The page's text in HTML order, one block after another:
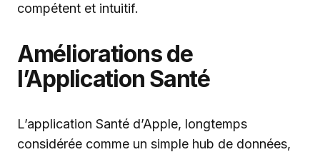
compétent et intuitif.
Améliorations de
l’Application Santé
L’application Santé d’Apple, longtemps
considérée comme un simple hub de données,